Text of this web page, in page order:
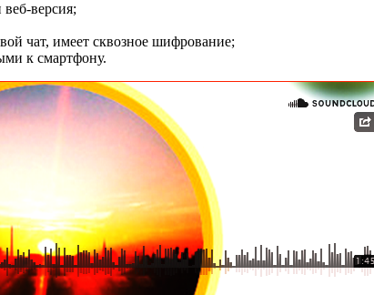
версия;
чат, имеет сквозное шифрование;
к смартфону.